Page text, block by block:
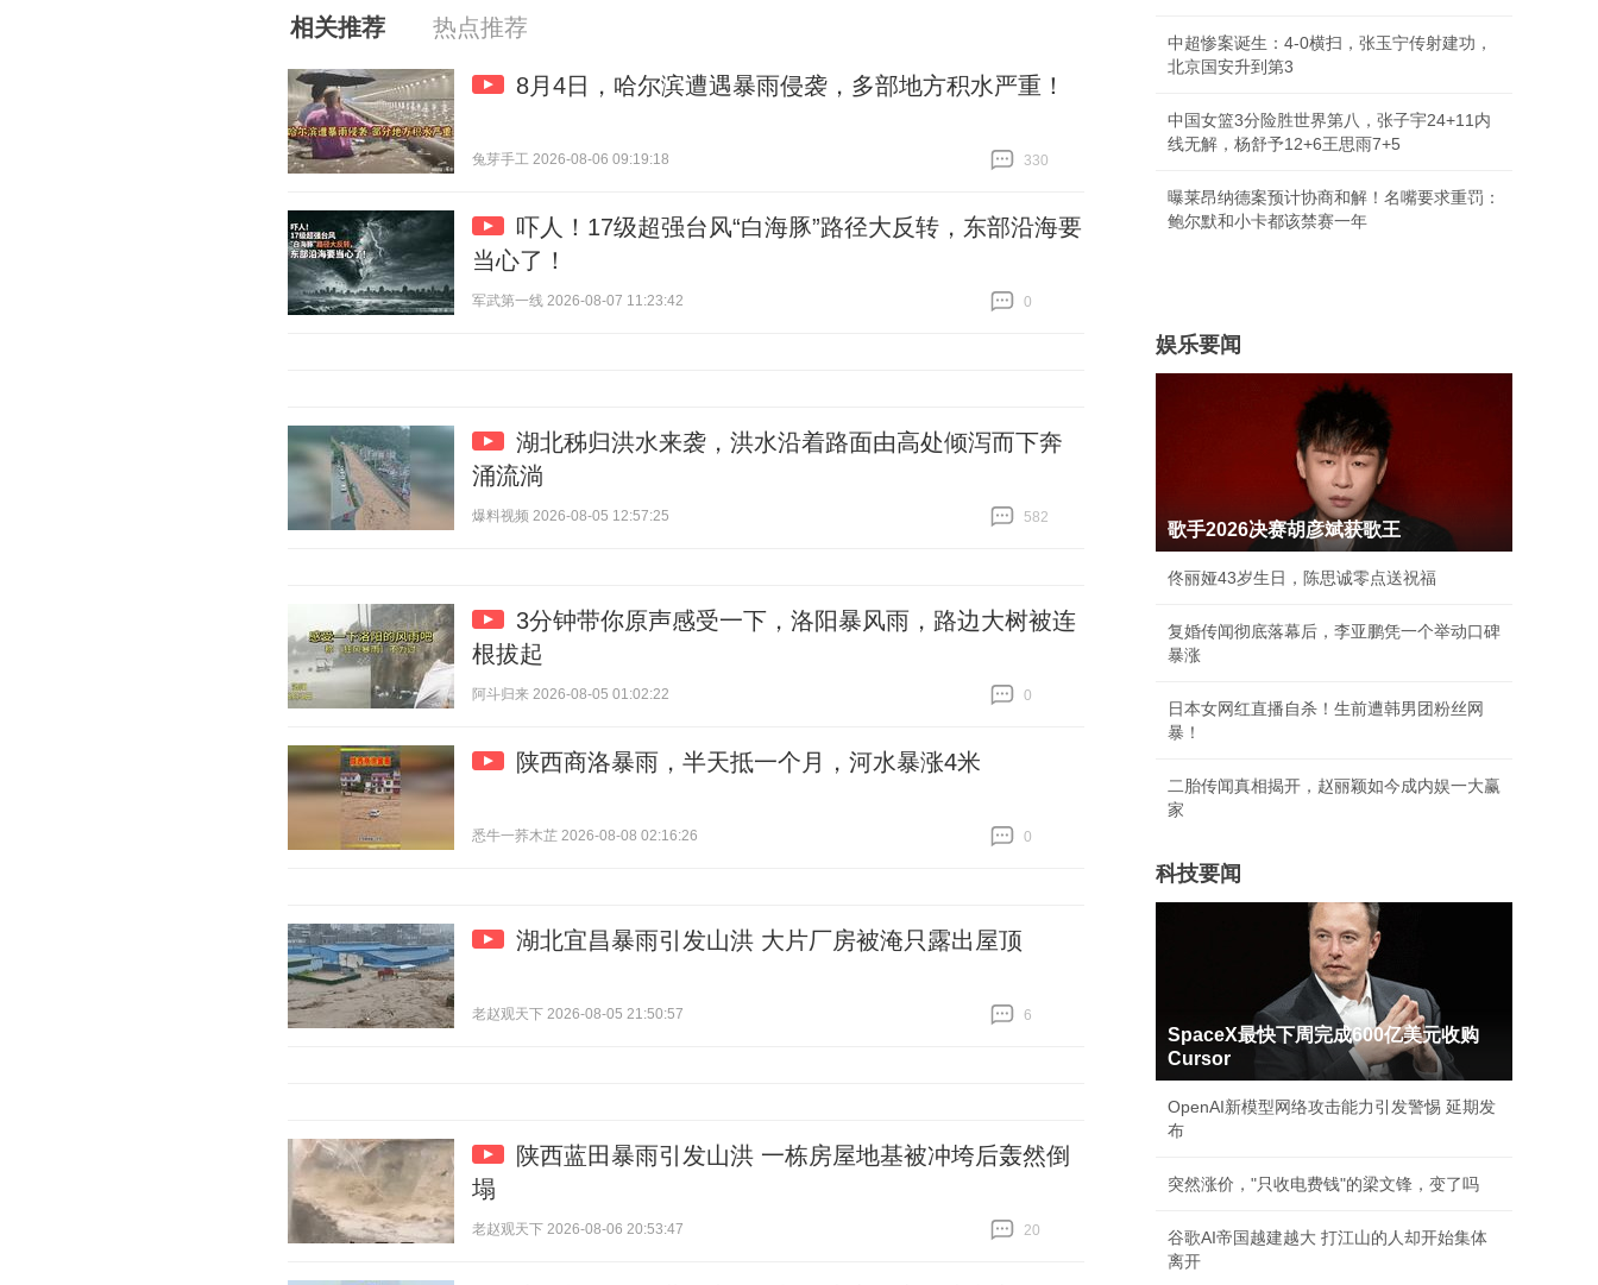
相关推荐 热点推荐
8月4日，哈尔滨遭遇暴雨侵袭，多部地方积水严重！
兔芽手工 2026-08-06 09:19:18
330
吓人！17级超强台风“白海豚”路径大反转，东部沿海要
当心了！
军武第一线 2026-08-07 11:23:42
0
湖北秭归洪水来袭，洪水沿着路面由高处倾泻而下奔
涌流淌
爆料视频 2026-08-05 12:57:25
582
3分钟带你原声感受一下，洛阳暴风雨，路边大树被连
根拔起
阿斗归来 2026-08-05 01:02:22
0
陕西商洛暴雨，半天抵一个月，河水暴涨4米
悉牛一荞木芷 2026-08-08 02:16:26
0
湖北宜昌暴雨引发山洪 大片厂房被淹只露出屋顶
老赵观天下 2026-08-05 21:50:57
6
陕西蓝田暴雨引发山洪 一栋房屋地基被冲垮后轰然倒
塌
老赵观天下 2026-08-06 20:53:47
20
中超惨案诞生：4-0横扫，张玉宁传射建功，
北京国安升到第3
中国女篮3分险胜世界第八，张子宇24+11内
线无解，杨舒予12+6王思雨7+5
曝莱昂纳德案预计协商和解！名嘴要求重罚：
鲍尔默和小卡都该禁赛一年
娱乐要闻
歌手2026决赛胡彦斌获歌王
佟丽娅43岁生日，陈思诚零点送祝福
复婚传闻彻底落幕后，李亚鹏凭一个举动口碑
暴涨
日本女网红直播自杀！生前遭韩男团粉丝网
暴！
二胎传闻真相揭开，赵丽颖如今成内娱一大赢
家
科技要闻
SpaceX最快下周完成600亿美元收购
Cursor
OpenAI新模型网络攻击能力引发警惕 延期发
布
突然涨价，"只收电费钱"的梁文锋，变了吗
谷歌AI帝国越建越大 打江山的人却开始集体
离开